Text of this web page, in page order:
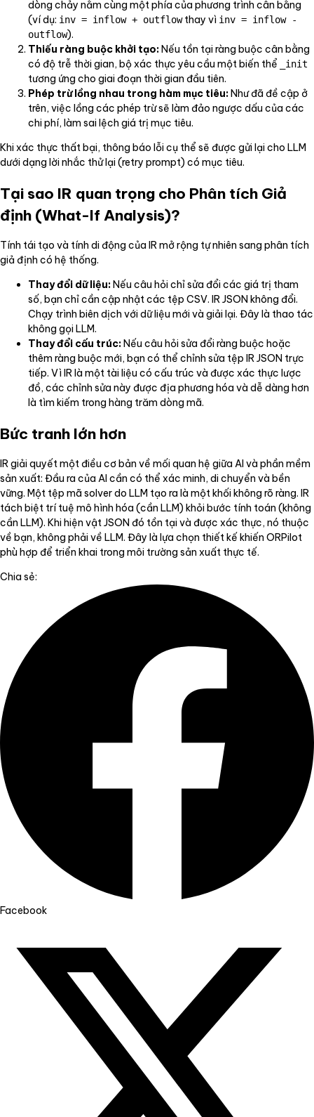
dòng chảy nằm cùng một phía của phương trình cân bằng
(ví dụ: inv = inflow + outflowthay vì inv = inflow -
outflow).
Thiếu ràng buộc khởi tạo:Nếu tồn tại ràng buộc cân bằng
có độ trễ thời gian, bộ xác thực yêu cầu một biến thể
_init
tương ứng cho giai đoạn thời gian đầu tiên.
Phép trừ lồng nhau trong hàm mục tiêu:Như đã đề cập ở
trên, việc lồng các phép trừ sẽ làm đảo ngược dấu của các
chi phí, làm sai lệch giá trị mục tiêu.
Khi xác thực thất bại, thông báo lỗi cụ thể sẽ được gửi lại cho LLM
dưới dạng lời nhắc thử lại (retry prompt) có mục tiêu.
Tại sao IR quan trọng cho Phân tích Giả
định (What-If Analysis)?
Tính tái tạo và tính di động của IR mở rộng tự nhiên sang phân tích
giả định có hệ thống.
Thay đổi dữ liệu:Nếu câu hỏi chỉ sửa đổi các giá trị tham
số, bạn chỉ cần cập nhật các tệp CSV. IR JSON không đổi.
Chạy trình biên dịch với dữ liệu mới và giải lại. Đây là thao tác
không gọi LLM.
Thay đổi cấu trúc:Nếu câu hỏi sửa đổi ràng buộc hoặc
thêm ràng buộc mới, bạn có thể chỉnh sửa tệp IR JSON trực
tiếp. Vì IR là một tài liệu có cấu trúc và được xác thực lược
đồ, các chỉnh sửa này được địa phương hóa và dễ dàng hơn
là tìm kiếm trong hàng trăm dòng mã.
Bức tranh lớn hơn
IR giải quyết một điều cơ bản về mối quan hệ giữa AI và phần mềm
sản xuất: Đầu ra của AI cần có thể xác minh, di chuyển và bền
vững. Một tệp mã solver do LLM tạo ra là một khối không rõ ràng. IR
tách biệt trí tuệ mô hình hóa (cần LLM) khỏi bước tính toán (không
cần LLM). Khi hiện vật JSON đó tồn tại và được xác thực, nó thuộc
về bạn, không phải về LLM. Đây là lựa chọn thiết kế khiến ORPilot
phù hợp để triển khai trong môi trường sản xuất thực tế.
Chia sẻ:
Facebook